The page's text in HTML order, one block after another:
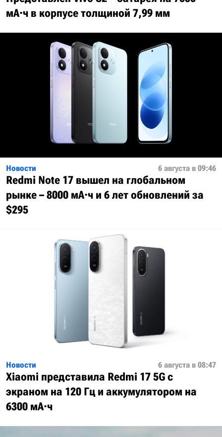
мА·ч в корпусе толщиной 7,99 мм
Новости 6 августа в 09:46
Redmi Note 17 вышел на глобальном
рынке – 8000 мА·ч и 6 лет обновлений за
$295
Новости 6 августа в 08:47
Xiaomi представила Redmi 17 5G с
экраном на 120 Гц и аккумулятором на
6300 мА·ч